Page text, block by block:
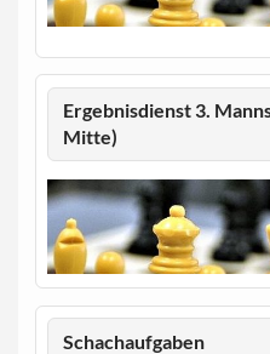
Ergebnisdienst 3.
Mitte)
Schachaufgaben